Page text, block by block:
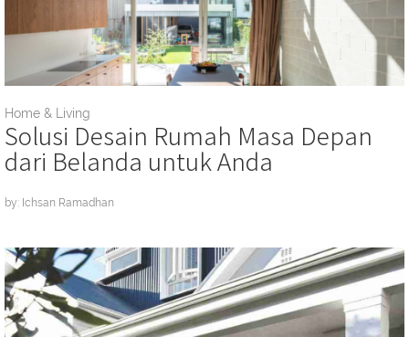
Home & Living
Solusi Desain Rumah Masa Depan
dari Belanda untuk Anda
by: Ichsan Ramadhan